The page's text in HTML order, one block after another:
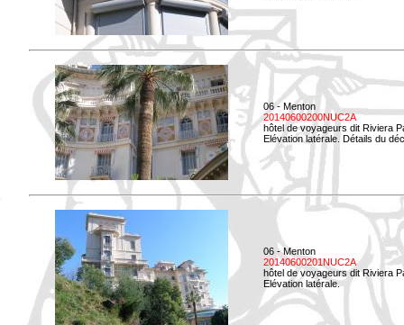
06 - Menton
20140600200NUC2A
hôtel de voyageurs dit Riviera
Elévation latérale. Détails du
06 - Menton
20140600201NUC2A
hôtel de voyageurs dit Riviera
Elévation latérale.